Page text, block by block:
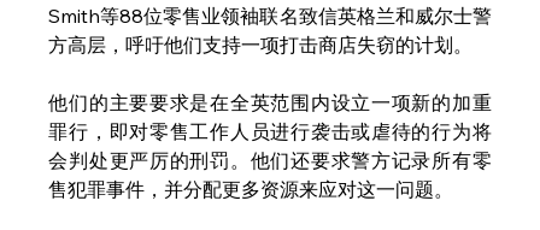
Smith等88位零售业领袖联名致信英格兰和威尔士警
方高层，呼吁他们支持一项打击商店失窃的计划。
他们的主要要求是在全英范围内设立一项新的加重
罪行，即对零售工作人员进行袭击或虐待的行为将
会判处更严厉的刑罚。他们还要求警方记录所有零
售犯罪事件，并分配更多资源来应对这一问题。